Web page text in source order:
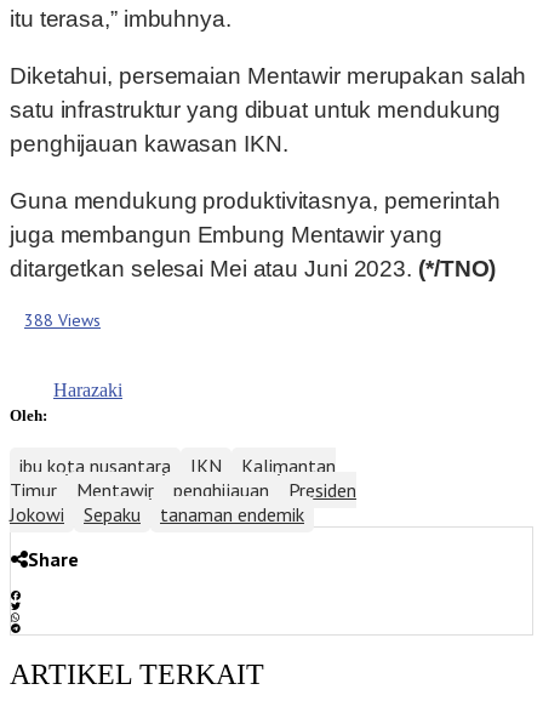
itu terasa,” imbuhnya.
Diketahui, persemaian Mentawir merupakan salah
satu infrastruktur yang dibuat untuk mendukung
penghijauan kawasan IKN.
Guna mendukung produktivitasnya, pemerintah
juga membangun Embung Mentawir yang
ditargetkan selesai Mei atau Juni 2023. (*/TNO)
388 Views
Oleh:
Harazaki
ibu kota nusantara IKN
Kalimantan
Timur
Mentawir penghijauan
Presiden
Jokowi
Sepaku
tanaman endemik
Share
ARTIKEL TERKAIT